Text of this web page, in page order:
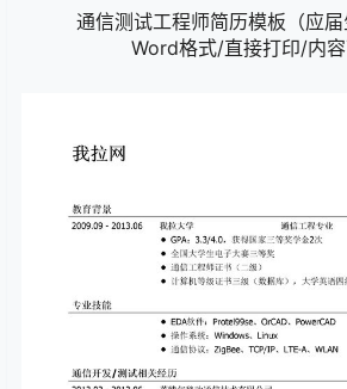
通信测试工程师简历模板（应届
Word格式/直接打印/内